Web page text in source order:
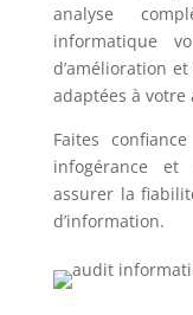
analyse
informatique
d’amélioration
adaptées à
Faites
infogérance et
assurer la
d’information.